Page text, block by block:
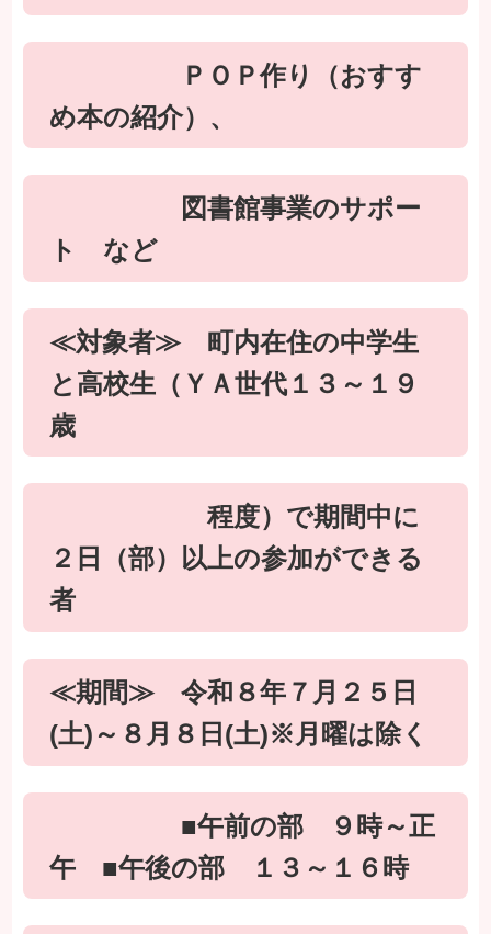
ＰＯＰ作り（おすす
め本の紹介）、
図書館事業のサポー
ト など
≪対象者≫ 町内在住の中学生
と高校生（ＹＡ世代１３～１９
歳
程度）で期間中に
２日（部）以上の参加ができる
者
≪期間≫ 令和８年７月２５日
(土)～８月８日(土)※月曜は除く
■午前の部 ９時～正
午 ■午後の部 １３～１６時